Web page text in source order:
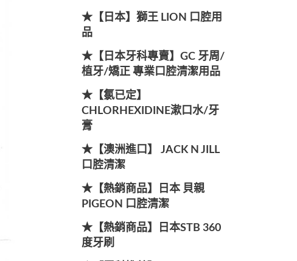
★【日本】獅王 LION 口腔用
品
★【日本牙科專賣】GC 牙周/
植牙/矯正 專業口腔清潔用品
★【氯已定】
CHLORHEXIDINE漱口水/牙
膏
★【澳洲進口】 JACK N JILL
口腔清潔
★【熱銷商品】日本 貝親
PIGEON 口腔清潔
★【熱銷商品】日本STB 360
度牙刷